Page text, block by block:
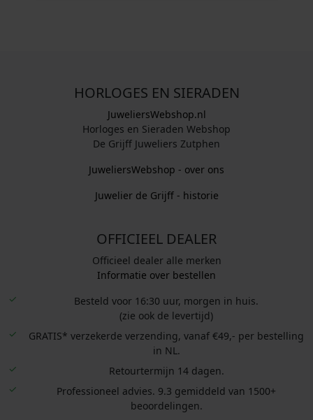
HORLOGES EN SIERADEN
JuweliersWebshop.nl
Horloges en Sieraden Webshop
De Grijff Juweliers Zutphen
JuweliersWebshop - over ons
Juwelier de Grijff - historie
OFFICIEEL DEALER
Officieel dealer alle merken
Informatie over bestellen
Besteld voor 16:30 uur, morgen in huis.
(zie ook de levertijd)
GRATIS* verzekerde verzending, vanaf €49,- per bestelling
in NL.
Retourtermijn 14 dagen.
Professioneel advies. 9.3 gemiddeld van 1500+
beoordelingen.